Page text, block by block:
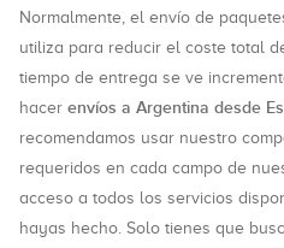
Normalmente, el envío de
utiliza para reducir el coste total
tiempo de entrega se ve
hacer envíos a Argentina desde
recomendamos usar nuestro
requeridos en cada campo de
acceso a todos los servicios
hayas hecho. Solo tienes que